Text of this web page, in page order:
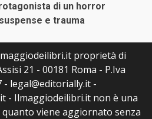
di un horror
e trauma
proprietà di
21 - 00181 Roma - P.Iva
- legal@editorially.it -
- Ilmaggiodeilibri.it non è una
viene aggiornato senza